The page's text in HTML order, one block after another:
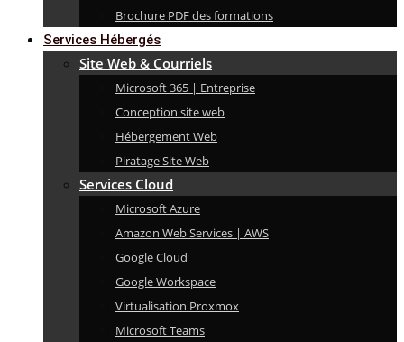
Brochure PDF des formations
Services Hébergés
Site Web & Courriels
Microsoft 365 | Entreprise
Conception site web
Hébergement Web
Piratage Site Web
Services Cloud
Microsoft Azure
Amazon Web Services | AWS
Google Cloud
Google Workspace
Virtualisation Proxmox
Microsoft Teams